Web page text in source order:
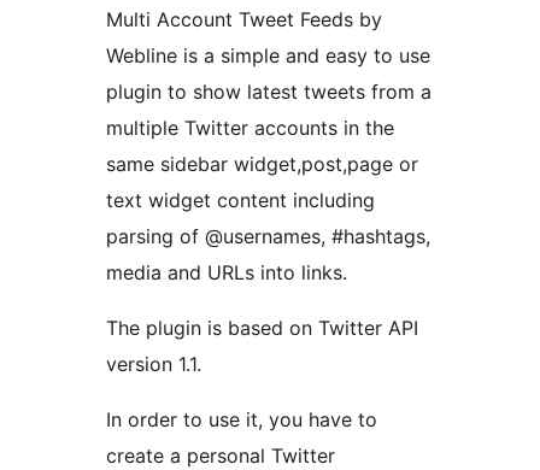
Multi Account Tweet Feeds by
Webline is a simple and easy to use
plugin to show latest tweets from a
multiple Twitter accounts in the
same sidebar widget,post,page or
text widget content including
parsing of @usernames, #hashtags,
media and URLs into links.
The plugin is based on Twitter API
version 1.1.
In order to use it, you have to
create a personal Twitter